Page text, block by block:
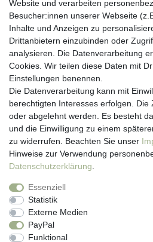
Kundenservice
Hotline: 07452 - 847 162 0
Kontakt
Anmelden
Registrieren
Newsletter
Versand & Lieferung
Zahlungsarten
viasalutis
Mehr zu viasalutis
Beratungscenter Haut
News
Beliebte Produkte (Top 20)
Website und verarbeiten
Besucher:innen unserer Webseite
Inhalte und Anzeigen zu
Drittanbietern einzubinden oder
analysieren. Die Datenverarbeitung
Cookies. Wir teilen diese Daten mit
Einstellungen benennen.
Die Datenverarbeitung kann mit
berechtigten Interesses erfolgen. Die
oder abgelehnt werden. Es besteht
und die Einwilligung zu einem
zu widerrufen. Beachten Sie unser
Hinweise zur Verwendung
Daten­schutz­erklärung
Essenziell
Statistik
Externe Medien
PayPal
Funktional